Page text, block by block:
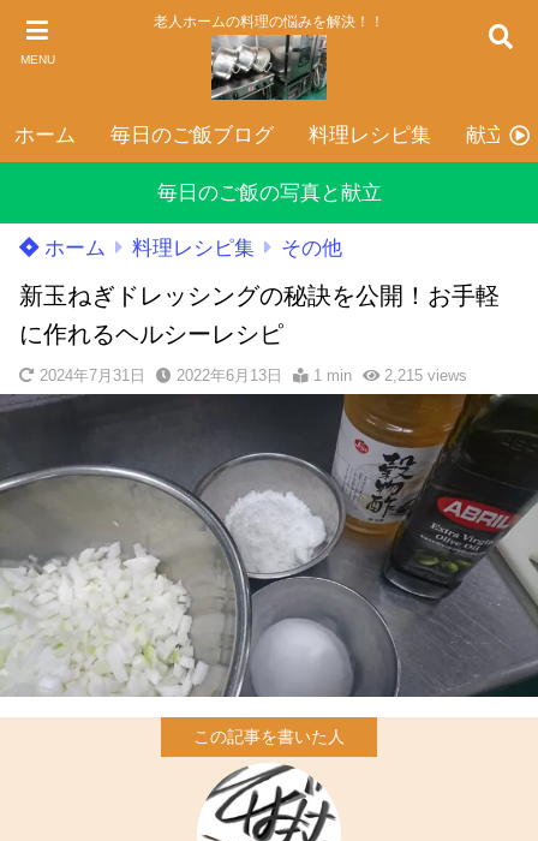
MENU
老人ホームの料理の悩みを解決！！
ホーム 毎日のご飯ブログ 料理レシピ集 献立表
毎日のご飯の写真と献立
ホーム 料理レシピ集 その他
新玉ねぎドレッシングの秘訣を公開！お手軽
に作れるヘルシーレシピ
2024年7月31日 2022年6月13日 1 min 2,215views